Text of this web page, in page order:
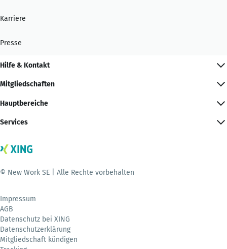
Karriere
Presse
Hilfe & Kontakt
Mitgliedschaften
Hauptbereiche
Services
© New Work SE | Alle Rechte vorbehalten
Impressum
AGB
Datenschutz bei XING
Datenschutzerklärung
Mitgliedschaft kündigen